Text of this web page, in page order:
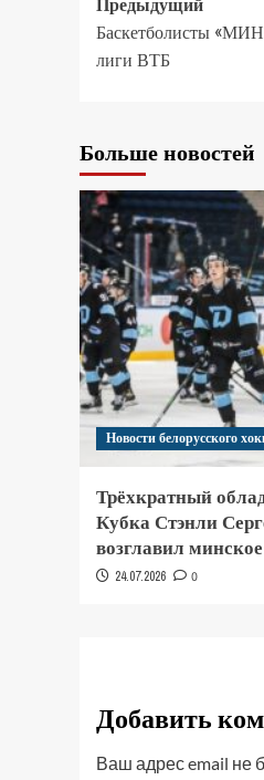
Баскетболисты
лиги ВТБ
Больше новостей
Новости белорусского
Трёхкратный
Кубка Стэнли
возглавил
24.07.2026 0
Добавить
Ваш адрес email не